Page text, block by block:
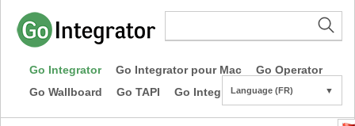
Go Integrator Go Integrator pour Mac
Go Operator
Go Wallboard
Go TAPI Go Integrator CE
Language (FR) ▼